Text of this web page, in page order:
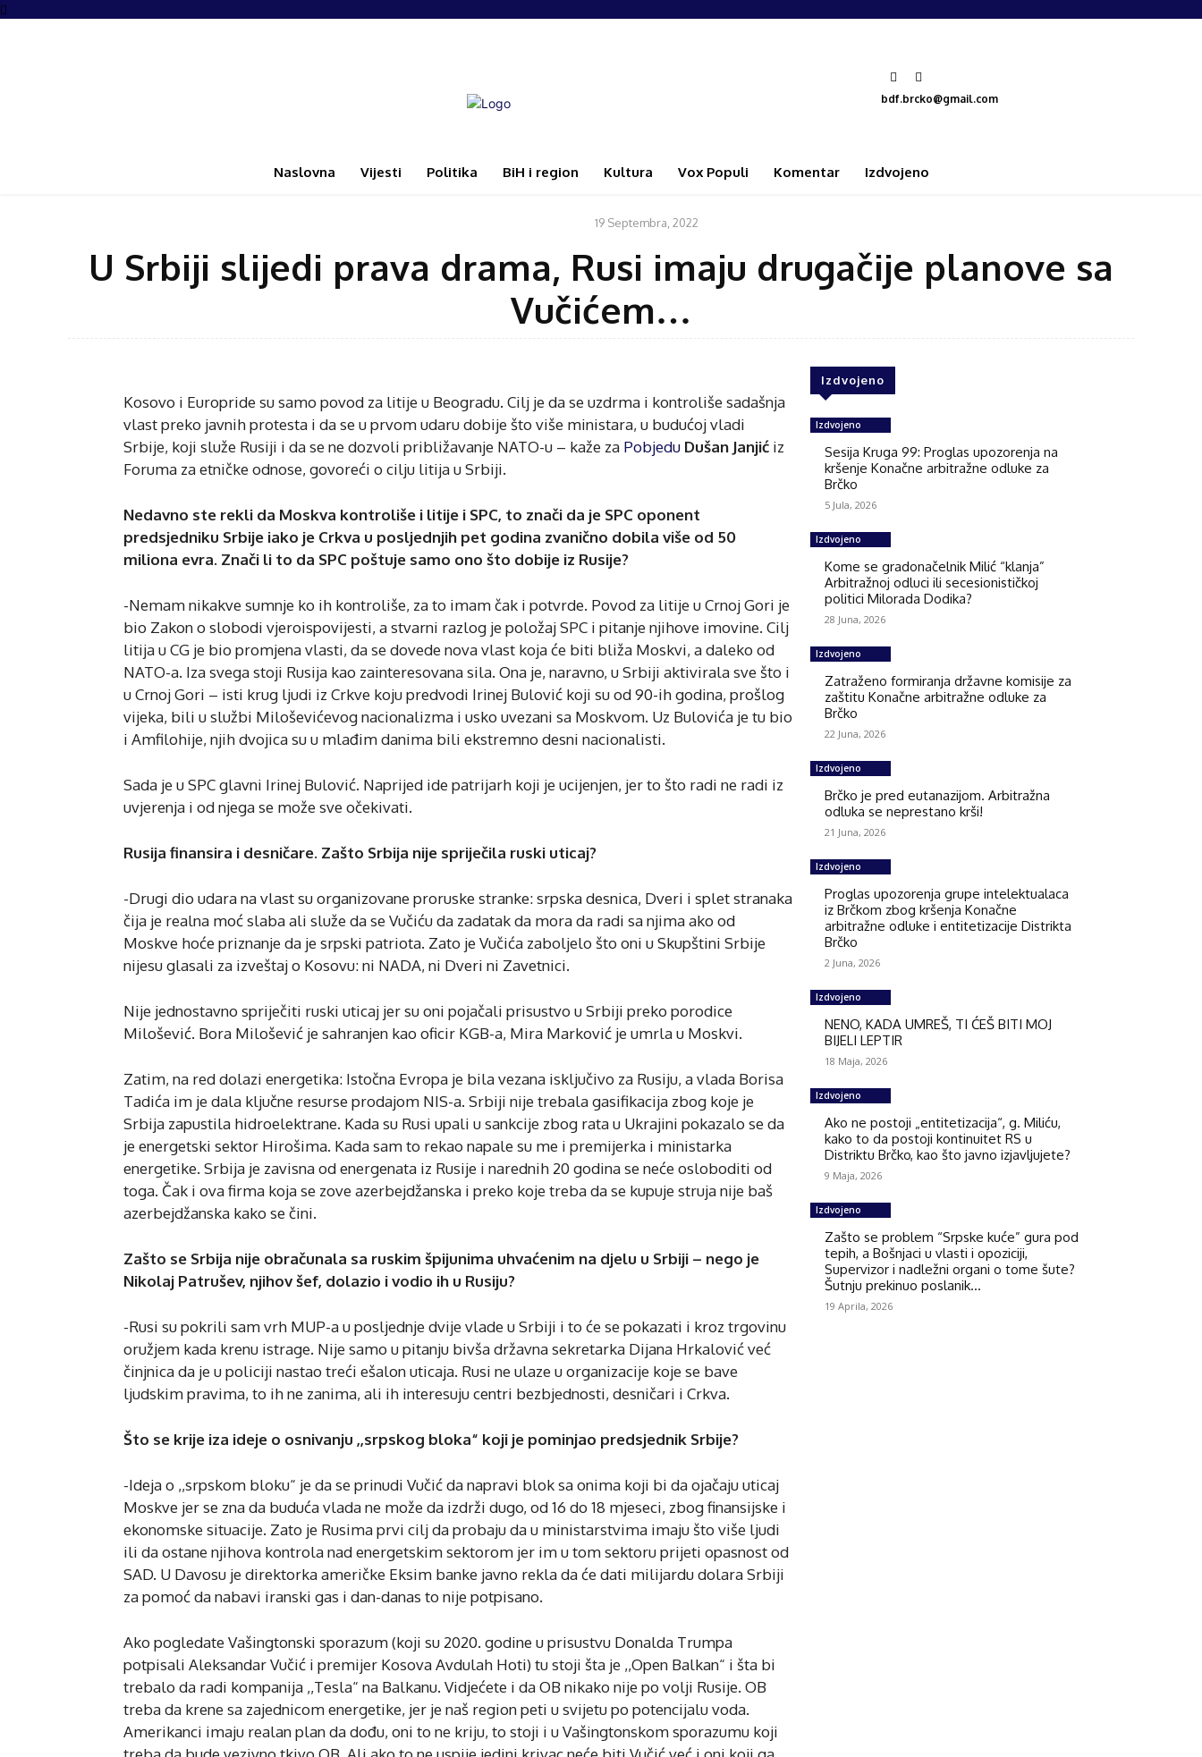
bdf.brcko@gmail.com
Naslovna Vijesti Politika BiH i region Kultura Vox Populi Komentar Izdvojeno
19 Septembra, 2022
U Srbiji slijedi prava drama, Rusi imaju drugačije planove sa
Vučićem…
Kosovo i Europride su samo povod za litije u Beogradu. Cilj je da se uzdrma i kontroliše sadašnja
vlast preko javnih protesta i da se u prvom udaru dobije što više ministara, u budućoj vladi
Srbije, koji služe Rusiji i da se ne dozvoli približavanje NATO-u – kaže za Pobjedu Dušan Janjić iz
Foruma za etničke odnose, govoreći o cilju litija u Srbiji.
Nedavno ste rekli da Moskva kontroliše i litije i SPC, to znači da je SPC oponent
predsjedniku Srbije iako je Crkva u posljednjih pet godina zvanično dobila više od 50
miliona evra. Znači li to da SPC poštuje samo ono što dobije iz Rusije?
-Nemam nikakve sumnje ko ih kontroliše, za to imam čak i potvrde. Povod za litije u Crnoj Gori je
bio Zakon o slobodi vjeroispovijesti, a stvarni razlog je položaj SPC i pitanje njihove imovine. Cilj
litija u CG je bio promjena vlasti, da se dovede nova vlast koja će biti bliža Moskvi, a daleko od
NATO-a. Iza svega stoji Rusija kao zainteresovana sila. Ona je, naravno, u Srbiji aktivirala sve što i
u Crnoj Gori – isti krug ljudi iz Crkve koju predvodi Irinej Bulović koji su od 90-ih godina, prošlog
vijeka, bili u službi Miloševićevog nacionalizma i usko uvezani sa Moskvom. Uz Bulovića je tu bio
i Amfilohije, njih dvojica su u mlađim danima bili ekstremno desni nacionalisti.
Sada je u SPC glavni Irinej Bulović. Naprijed ide patrijarh koji je ucijenjen, jer to što radi ne radi iz
uvjerenja i od njega se može sve očekivati.
Rusija finansira i desničare. Zašto Srbija nije spriječila ruski uticaj?
-Drugi dio udara na vlast su organizovane proruske stranke: srpska desnica, Dveri i splet stranaka
čija je realna moć slaba ali služe da se Vučiću da zadatak da mora da radi sa njima ako od
Moskve hoće priznanje da je srpski patriota. Zato je Vučića zaboljelo što oni u Skupštini Srbije
nijesu glasali za izveštaj o Kosovu: ni NADA, ni Dveri ni Zavetnici.
Nije jednostavno spriječiti ruski uticaj jer su oni pojačali prisustvo u Srbiji preko porodice
Milošević. Bora Milošević je sahranjen kao oficir KGB-a, Mira Marković je umrla u Moskvi.
Zatim, na red dolazi energetika: Istočna Evropa je bila vezana isključivo za Rusiju, a vlada Borisa
Tadića im je dala ključne resurse prodajom NIS-a. Srbiji nije trebala gasifikacija zbog koje je
Srbija zapustila hidroelektrane. Kada su Rusi upali u sankcije zbog rata u Ukrajini pokazalo se da
je energetski sektor Hirošima. Kada sam to rekao napale su me i premijerka i ministarka
energetike. Srbija je zavisna od energenata iz Rusije i narednih 20 godina se neće osloboditi od
toga. Čak i ova firma koja se zove azerbejdžanska i preko koje treba da se kupuje struja nije baš
azerbejdžanska kako se čini.
Zašto se Srbija nije obračunala sa ruskim špijunima uhvaćenim na djelu u Srbiji – nego je
Nikolaj Patrušev, njihov šef, dolazio i vodio ih u Rusiju?
-Rusi su pokrili sam vrh MUP-a u posljednje dvije vlade u Srbiji i to će se pokazati i kroz trgovinu
oružjem kada krenu istrage. Nije samo u pitanju bivša državna sekretarka Dijana Hrkalović već
činjnica da je u policiji nastao treći ešalon uticaja. Rusi ne ulaze u organizacije koje se bave
ljudskim pravima, to ih ne zanima, ali ih interesuju centri bezbjednosti, desničari i Crkva.
Što se krije iza ideje o osnivanju ,,srpskog bloka“ koji je pominjao predsjednik Srbije?
-Ideja o ,,srpskom bloku“ je da se prinudi Vučić da napravi blok sa onima koji bi da ojačaju uticaj
Moskve jer se zna da buduća vlada ne može da izdrži dugo, od 16 do 18 mjeseci, zbog finansijske i
ekonomske situacije. Zato je Rusima prvi cilj da probaju da u ministarstvima imaju što više ljudi
ili da ostane njihova kontrola nad energetskim sektorom jer im u tom sektoru prijeti opasnost od
SAD. U Davosu je direktorka američke Eksim banke javno rekla da će dati milijardu dolara Srbiji
za pomoć da nabavi iranski gas i dan-danas to nije potpisano.
Ako pogledate Vašingtonski sporazum (koji su 2020. godine u prisustvu Donalda Trumpa
potpisali Aleksandar Vučić i premijer Kosova Avdulah Hoti) tu stoji šta je ,,Open Balkan“ i šta bi
trebalo da radi kompanija ,,Tesla“ na Balkanu. Vidjećete i da OB nikako nije po volji Rusije. OB
treba da krene sa zajednicom energetike, jer je naš region peti u svijetu po potencijalu voda.
Amerikanci imaju realan plan da dođu, oni to ne kriju, to stoji i u Vašingtonskom sporazumu koji
Izdvojeno
Izdvojeno
Sesija Kruga 99: Proglas upozorenja na
kršenje Konačne arbitražne odluke za
Brčko
5 Jula, 2026
Izdvojeno
Kome se gradonačelnik Milić “klanja”
Arbitražnoj odluci ili secesionističkoj
politici Milorada Dodika?
28 Juna, 2026
Izdvojeno
Zatraženo formiranja državne komisije za
zaštitu Konačne arbitražne odluke za
Brčko
22 Juna, 2026
Izdvojeno
Brčko je pred eutanazijom. Arbitražna
odluka se neprestano krši!
21 Juna, 2026
Izdvojeno
Proglas upozorenja grupe intelektualaca
iz Brčkom zbog kršenja Konačne
arbitražne odluke i entitetizacije Distrikta
Brčko
2 Juna, 2026
Izdvojeno
NENO, KADA UMREŠ, TI ĆEŠ BITI MOJ
BIJELI LEPTIR
18 Maja, 2026
Izdvojeno
Ako ne postoji „entitetizacija“, g. Miliću,
kako to da postoji kontinuitet RS u
Distriktu Brčko, kao što javno izjavljujete?
9 Maja, 2026
Izdvojeno
Zašto se problem “Srpske kuće” gura pod
tepih, a Bošnjaci u vlasti i opoziciji,
Supervizor i nadležni organi o tome šute?
Šutnju prekinuo poslanik...
19 Aprila, 2026